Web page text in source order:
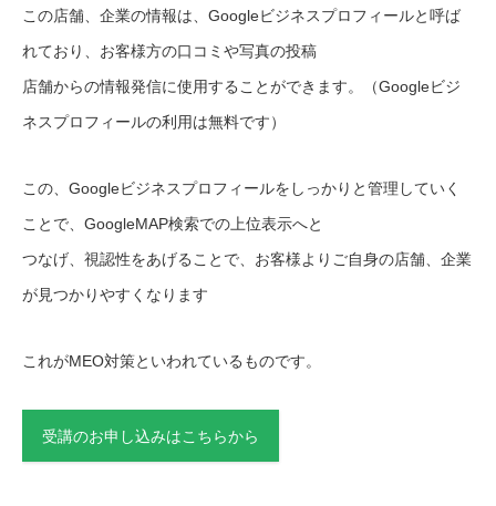
この店舗、企業の情報は、Googleビジネスプロフィールと呼ば
れており、お客様方の口コミや写真の投稿
店舗からの情報発信に使用することができます。（Googleビジ
ネスプロフィールの利用は無料です）
この、Googleビジネスプロフィールをしっかりと管理していく
ことで、GoogleMAP検索での上位表示へと
つなげ、視認性をあげることで、お客様よりご自身の店舗、企業
が見つかりやすくなります
これがMEO対策といわれているものです。
受講のお申し込みはこちらから